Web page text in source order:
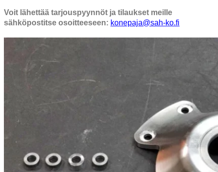
Voit lähettää tarjouspyynnöt ja tilaukset meille
sähköpostitse osoitteeseen: konepaja@sah-ko.fi